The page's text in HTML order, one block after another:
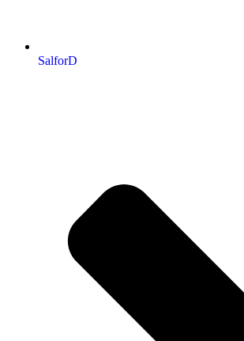
SalforD